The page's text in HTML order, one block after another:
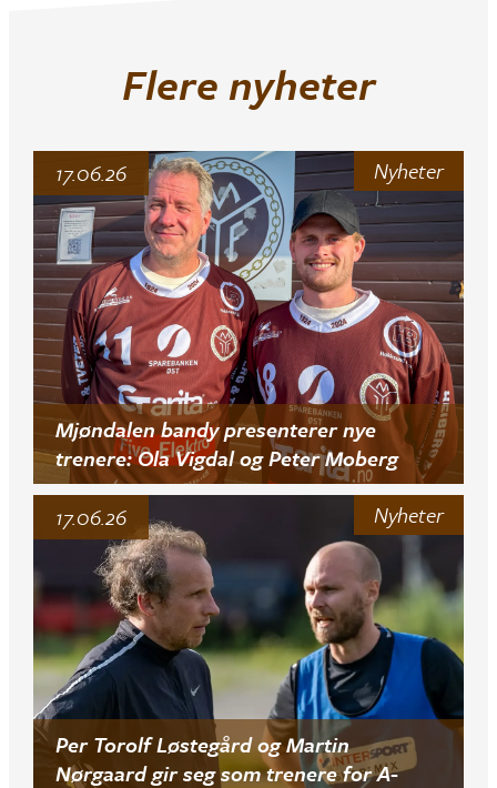
Flere nyheter
Nyheter
Mjøndalen bandy presenterer nye
trenere: Ola Vigdal og Peter Moberg
17.06.26
Nyheter
Per Torolf Løstegård og Martin
Nørgaard gir seg som trenere for A-
17.06.26